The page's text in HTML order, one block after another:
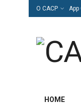
O CACP App
HOME